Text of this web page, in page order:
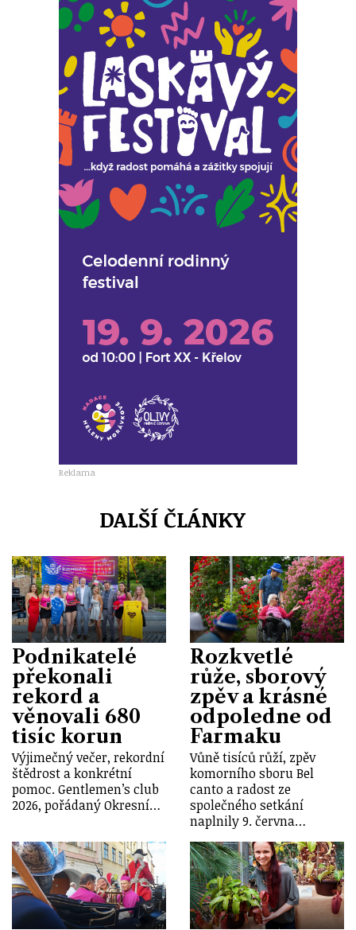
Reklama
DALŠÍ ČLÁNKY
Podnikatelé
překonali
rekord a
věnovali 680
tisíc korun
Výjimečný večer, rekordní
štědrost a konkrétní
pomoc. Gentlemen’s club
2026, pořádaný Okresní…
Rozkvetlé
růže, sborový
zpěv a krásné
odpoledne od
Farmaku
Vůně tisíců růží, zpěv
komorního sboru Bel
canto a radost ze
společného setkání
naplnily 9. června…